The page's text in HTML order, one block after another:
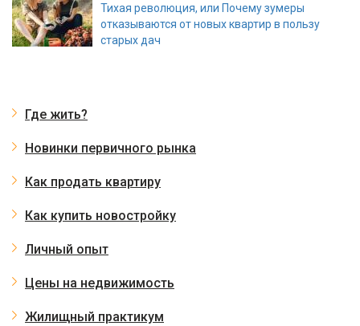
Тихая революция, или Почему зумеры
отказываются от новых квартир в пользу
старых дач
Где жить?
Новинки первичного рынка
Как продать квартиру
Как купить новостройку
Личный опыт
Цены на недвижимость
Жилищный практикум